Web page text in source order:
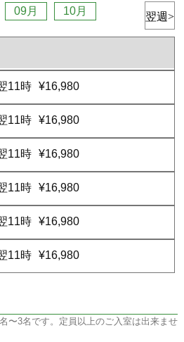
が使用可能
きしております。チェックインの際に
」/「ご予約番号」をお電話にてお申し
お部屋へとご案内致します。【フロ
た場合はお待ち頂く場合がございま
し、キャンセル料をご請求
で可能です。
ありましたらホテルのフロントまでお
09月 10月
11時 ¥16,980
11時 ¥16,980
11時 ¥16,980
11時 ¥16,980
11時 ¥16,980
11時 ¥16,980
〜3名です。定員以上のご入室は出来ませ